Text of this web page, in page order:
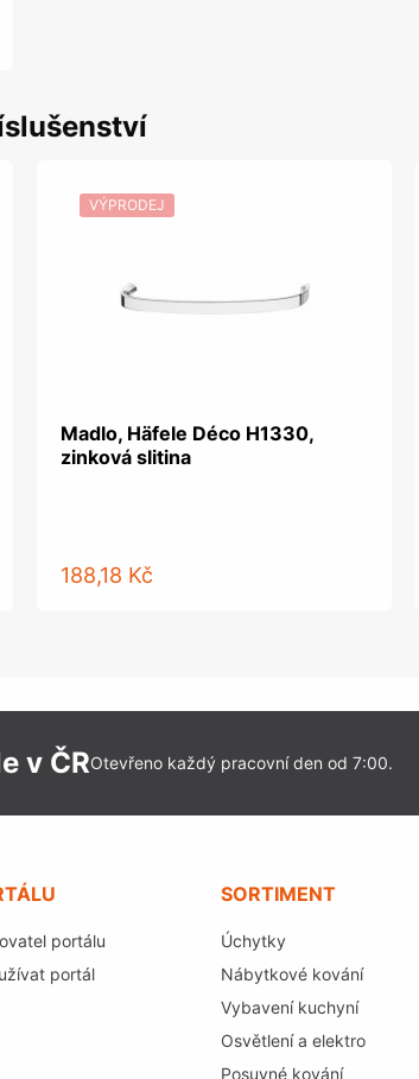
VÝPRODEJ
Madlo, Häfele Déco H1330,
zinková slitina
188,18 Kč
v ČROtevřeno každý pracovní den od 7:00.
portálu
portál
SORTIMENT
Úchytky
Nábytkové kování
Vybavení kuchyní
Osvětlení a elektro
Posuvné kování